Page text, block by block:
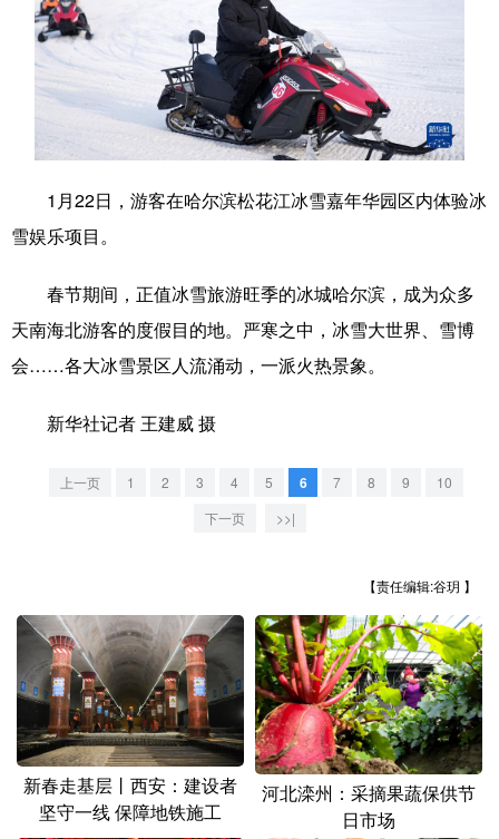
访谈 视频 图片
中央文件 金融 汽车
人居 信息化 数字经济
文化产业
北京 天津 河北
江西
山东 河南 湖北 湖南
广东 广西 海南 重庆
四川 贵州 云南 西藏
陕西 甘肃 青海 宁夏
新疆 内蒙古
1月22日，游客在哈尔滨松花江冰雪嘉年华园区内体验冰
雪娱乐项目。
春节期间，正值冰雪旅游旺季的冰城哈尔滨，成为众多
天南海北游客的度假目的地。严寒之中，冰雪大世界、雪博
会……各大冰雪景区人流涌动，一派火热景象。
新华社记者 王建威 摄
上一页 1 2 3 4 5 6 7 8 9
10
下一页
>>|
【责任编辑:谷玥 】
新春走基层丨西安：建设者
坚守一线 保障地铁施工
河北滦州：采摘果蔬保供节
日市场